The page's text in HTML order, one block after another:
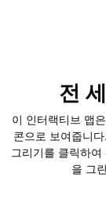
전
이 인터랙티브 맵
콘으로 보여줍니
그리기를 클릭하
을 그